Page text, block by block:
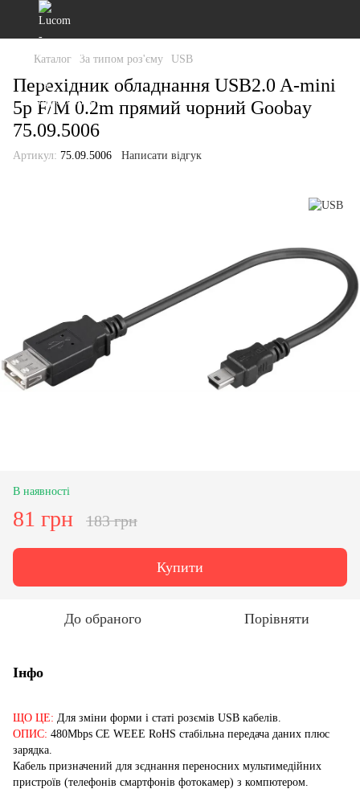
Каталог За типом роз'єму USB
Перехідник обладнання USB2.0 A-mini
5p F/M 0.2m прямий чорний Goobay
75.09.5006
Артикул: 75.09.5006 Написати відгук
В наявності
81 грн 183 грн
Купити
До обраного Порівняти
Інфо
ЩО ЦЕ: Для зміни форми і статі розємів USB кабелів.
ОПИС: 480Mbps CE WEEE RoHS стабільна передача даних плюс
зарядка.
Кабель призначений для зєднання переносних мультимедійних
пристроїв (телефонів смартфонів фотокамер) з компютером.